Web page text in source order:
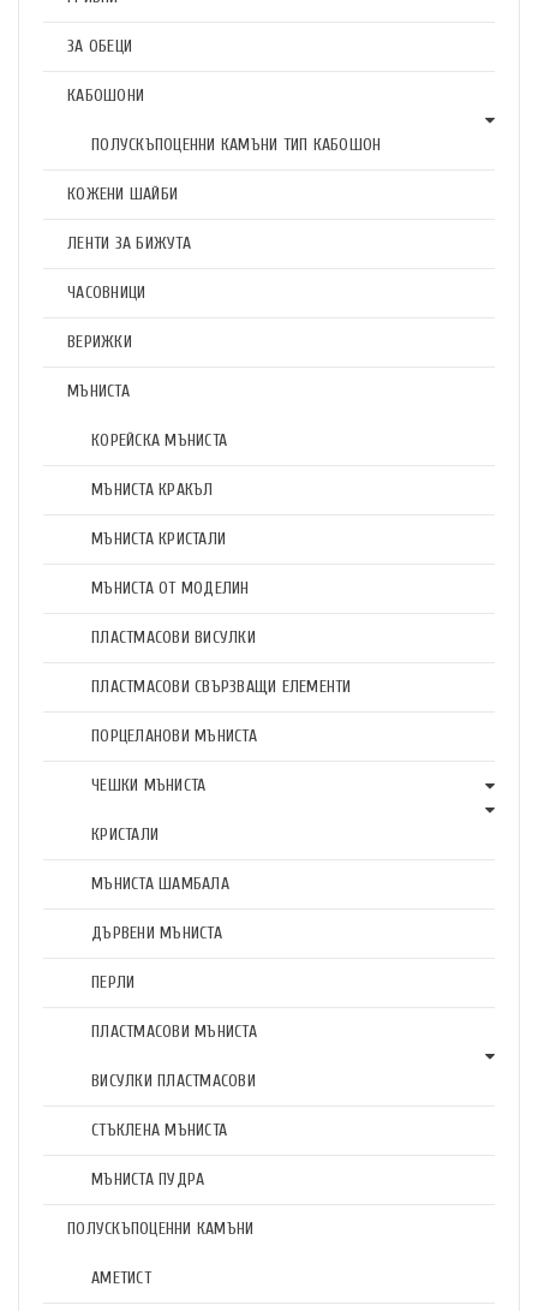
ЗА ОБЕЦИ
КАБОШОНИ
ПОЛУСКЪПОЦЕННИ КАМЪНИ ТИП КАБОШОН
КОЖЕНИ ШАЙБИ
ЛЕНТИ ЗА БИЖУТА
ЧАСОВНИЦИ
ВЕРИЖКИ
МЪНИСТА
КОРЕЙСКА МЪНИСТА
МЪНИСТА КРАКЪЛ
МЪНИСТА КРИСТАЛИ
МЪНИСТА ОТ МОДЕЛИН
ПЛАСТМАСОВИ ВИСУЛКИ
ПЛАСТМАСОВИ СВЪРЗВАЩИ ЕЛЕМЕНТИ
ПОРЦЕЛАНОВИ МЪНИСТА
ЧЕШКИ МЪНИСТА
КРИСТАЛИ
МЪНИСТА ШАМБАЛА
ДЪРВЕНИ МЪНИСТА
ПЕРЛИ
ПЛАСТМАСОВИ МЪНИСТА
ВИСУЛКИ ПЛАСТМАСОВИ
СТЪКЛЕНА МЪНИСТА
МЪНИСТА ПУДРА
ПОЛУСКЪПОЦЕННИ КАМЪНИ
АМЕТИСТ